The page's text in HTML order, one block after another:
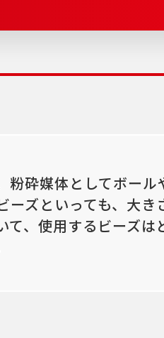
粉砕媒体としてボール
ーズといっても、大き
て、使用するビーズ